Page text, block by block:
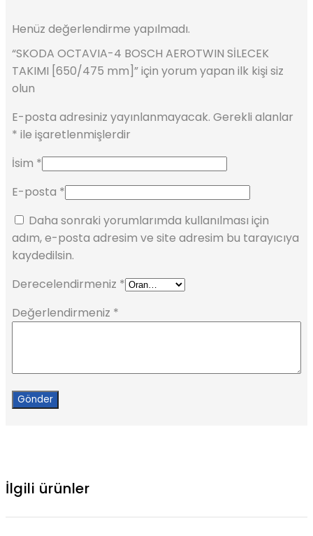
Henüz değerlendirme yapılmadı.
“SKODA OCTAVIA-4 BOSCH AEROTWIN SİLECEK
TAKIMI [650/475 mm]” için yorum yapan ilk kişi siz
olun
E-posta adresiniz yayınlanmayacak. Gerekli alanlar
* ile işaretlenmişlerdir
İsim *
E-posta *
Daha sonraki yorumlarımda kullanılması için
adım, e-posta adresim ve site adresim bu tarayıcıya
kaydedilsin.
Derecelendirmeniz *
Değerlendirmeniz *
İlgili ürünler